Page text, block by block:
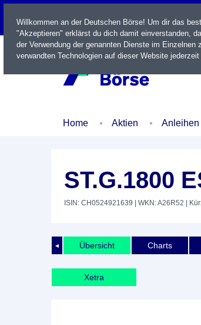
LIVE
Home Aktien Anleihen
ST.G.1800
ISIN: CH0524921639 | WKN: A26R52 |
◄ Übersicht Charts
Xetra
Willkommen an der Deutschen Börse! Um dir das
"Akzeptieren" erklärst du dich damit einverstanden,
der Verwendung der genannten Dienste im
verwandten Technologien auf dieser Website